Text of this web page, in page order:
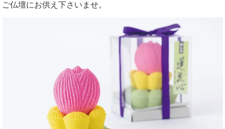
ご仏壇にお供え下さいませ。